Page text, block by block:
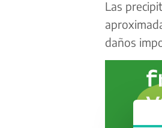
Las
daños